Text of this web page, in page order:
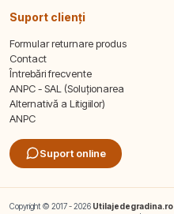
Suport clienți
Formular returnare produs
Contact
Întrebări frecvente
ANPC - SAL (Soluționarea
Alternativă a Litigiilor)
ANPC
Suport online
Copyright © 2017 - 2026 Utilajedegradina.ro